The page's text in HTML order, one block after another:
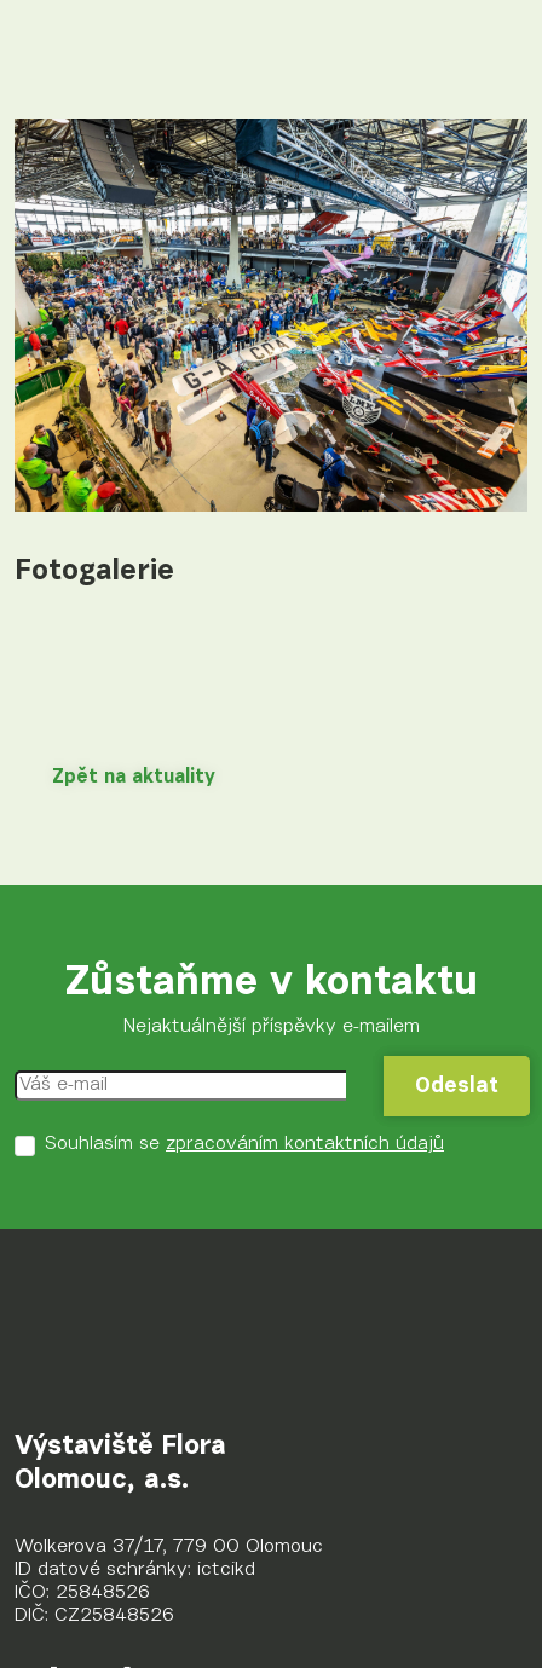
Fotogalerie
Zpět na aktuality
Zůstaňme v kontaktu
Nejaktuálnější příspěvky e-mailem
Odeslat
Odeslat
Souhlasím se zpracováním kontaktních údajů
Výstaviště Flora
Olomouc, a.s.
Wolkerova 37/17, 779 00 Olomouc
ID datové schránky: ictcikd
IČO: 25848526
DIČ: CZ25848526